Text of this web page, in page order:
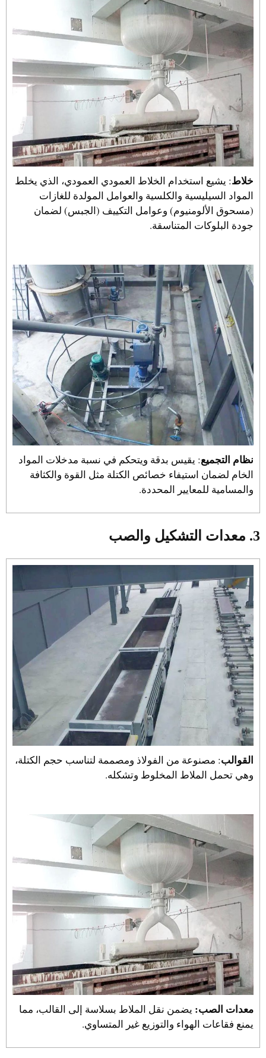
خلاط: يشيع استخدام الخلاط العمودي العمودي، الذي يخلط
المواد السيليسية والكلسية والعوامل المولدة للغازات
(مسحوق الألومنيوم) وعوامل التكييف (الجبس) لضمان
جودة البلوكات المتناسقة.
نظام التجميع: يقيس بدقة ويتحكم في نسبة مدخلات المواد
الخام لضمان استيفاء خصائص الكتلة مثل القوة والكثافة
والمسامية للمعايير المحددة.
3. معدات التشكيل والصب
القوالب: مصنوعة من الفولاذ ومصممة لتناسب حجم الكتلة،
وهي تحمل الملاط المخلوط وتشكله.
معدات الصب:يضمن نقل الملاط بسلاسة إلى القالب، مما
يمنع فقاعات الهواء والتوزيع غير المتساوي.